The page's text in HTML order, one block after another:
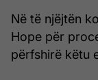
Në të njëjtën
Hope për
përfshirë këtu